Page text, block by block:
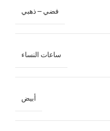
فضي – ذهبي
ساعات النساء
أبيض